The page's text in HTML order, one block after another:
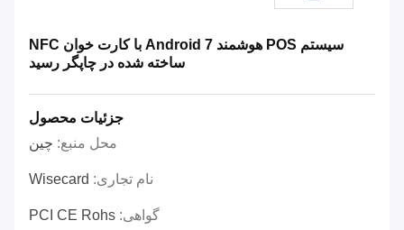
سیستم POS هوشمند Android 7 با کارت خوان NFC
ساخته شده در چاپگر رسید
جزئیات محصول
محل منبع: چین
نام تجاری: Wisecard
گواهی: PCI CE Rohs